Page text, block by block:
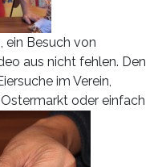
ein Besuch von
aus nicht fehlen. Den
im Verein,
oder einfach